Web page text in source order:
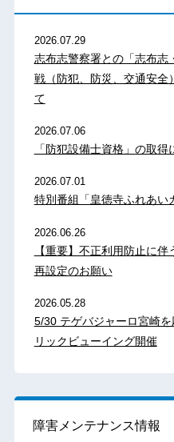
2026.07.29
志布志警察署との「志布志
戦（防犯、防災、交通安全
て
2026.07.06
「防犯設備士資格」の取得
2026.07.01
特別番組「皇徳寺ふれあい
2026.06.26
【重要】不正利用防止に
再設定のお願い
2026.05.28
5/30 テゲバジャーロ宮崎
リックビューイング開催
障害メンテナンス情報